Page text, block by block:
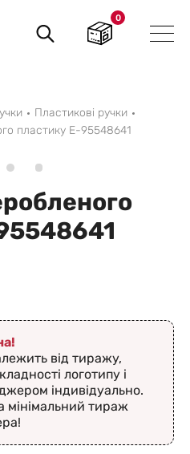
Пошук
товарів
0
Пластикові ручки
пластику E-95548641
від тиражу,
логотипу і
індивідуально.
мінімальний тираж